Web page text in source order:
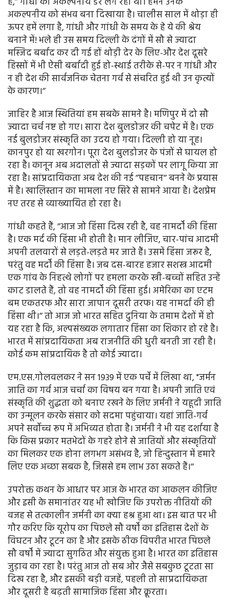
अकल्पनीय को संभव बना दिखाया है। चालीस साल में थोड़ा ही
ऊपर हमें लगा है, गांधी और गांधी के समय के हे ये की श्रेय
बनाने में! भले ही उस समय दिल्ली के दंगों में सौ से ज्यादा
मस्जिद बर्बाद कर दी गई हों थोड़ी देर के लिए-और देश दूसरे
हिस्सों में भी ऐसी बर्बादी हुई हो-स्थाई तरीके से-पर न गांधी और
न ही देश की सार्वजनिक चेतना गर्व से संचरित हुई थी उन कृत्यों
के कारण।’’
जाहिर है आज स्थितियां हम सबके सामने है। मणिपुर में दो सौ
ज्यादा चर्च नष्ट हो गए। सारा देश बुलडोजर की चपेट में है। एक
नई बुलडोजर संस्कृति का उदय हो गया। दिल्ली हो या नूह।
कानपुर हो या खरगोन। पूरा देश बुलडोजर के पंजों से घायल हो
रहा है। कानून अब अदालतों से ज्यादा सड़कों पर लागू किया जा
रहा है। सांप्रदायिकता अब देश की नई ’’पहचान’’ बनने के प्रयास
में है। खालिस्तान का मामला नए सिरे से सामने आया है। देशप्रेम
नए तरह से व्याख्यायित हो रहा है।
गांधी कहते हैं, ’’आज जो हिंसा दिख रही है, वह नामर्दों की हिंसा
है। एक मर्द की हिंसा भी होती है। मान लीजिए, चार-पांच आदमी
अपनी तलवारों से लड़ते-लड़ते मर जाते हैं। उसमें हिंसा जरूर है,
परंतु वह मर्दों की हिंसा है। जब दस-बारह हजार सशस्त्र आदमी
एक गांव के निहत्थे लोगों पर हमला करके स्त्री-बच्चों सहित उन्हें
काट डालते हैं, तो वह नामर्दों की हिंसा हुई। अमेरिका का एटम
बम एकतरफ और सारा जापान दूसरी तरफ। यह नामर्दां की ही
हिंसा थी।’’ तो आज जो भारत सहित दुनिया के तमाम देशों में हो
यह रहा है कि, अल्पसंख्यक लगातार हिंसा का शिकार हो रहे है।
भारत में सांप्रदायिकता अब राजनीति की धुरी बनती जा रही है।
कोई कम सांप्रदायिक है तो कोई ज्यादा।
एम.एस.गोलवलकर ने सन 1939 में एक पर्चे में लिखा था, "जर्मन
जाति का गर्व आज चर्चा का विषय बन गया है। अपनी जाति एवं
संस्कृति की शुद्धता को बनाए रखने के लिए जर्मनी ने यहूदी जाति
का उन्मूलन करके संसार को सदमा पहुंचाया। यहां जाति-गर्व
अपने सर्वोच्च रूप में अभिव्यत होता है। जर्मनी ने भी यह दर्शाया है
कि किस प्रकार मतभेदों के गहरे होने से जातियों और संस्कृतियों
का मिलकर एक होना लगभग असंभव है, जो हिन्दुस्तान में हमारे
लिए एक अच्छा सबक है, जिससे हम लाभ उठा सकते हैं।’’
उपरोक्त कथन के आधार पर आज के भारत का आकलन कीजिए
और इसी के समानांतर यह भी खोजिए कि उपरोक्त नीतियों की
वजह से तत्कालीन जर्मनी का क्या हश्र हुआ था। इस बात पर भी
गौर करिए कि यूरोप का पिछले सौ वर्षों का इतिहास देशों के
विघटन और टूटन का है और इसके ठीक विपरीत भारत पिछले
सौ वर्षों में ज्यादा सुगठित और संयुक्त हुआ है। भारत का इतिहास
जुड़ाव का रहा है। परंतु आज तो सब ओर जैसे सबकुछ टूटता सा
दिख रहा है, और इसकी बड़ी वजहें, पहली तो साप्रदायिकता
और दूसरी है बढ़ती सामाजिक हिंसा और क्रूरता।